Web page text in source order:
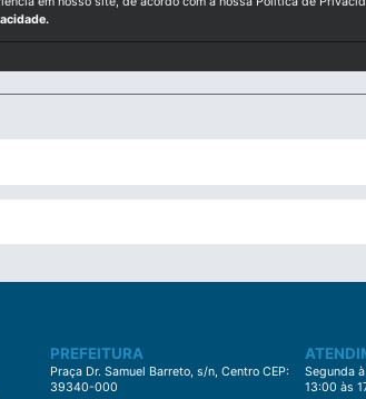
PREFEITURA
Praça Dr. Samuel Barreto, s/n, Centro CEP:
39340-000
Segunda
13:00 às